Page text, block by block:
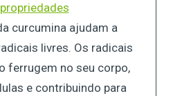
curcumina ajudam a
livres. Os radicais
ferrugem no seu corpo,
e contribuindo para